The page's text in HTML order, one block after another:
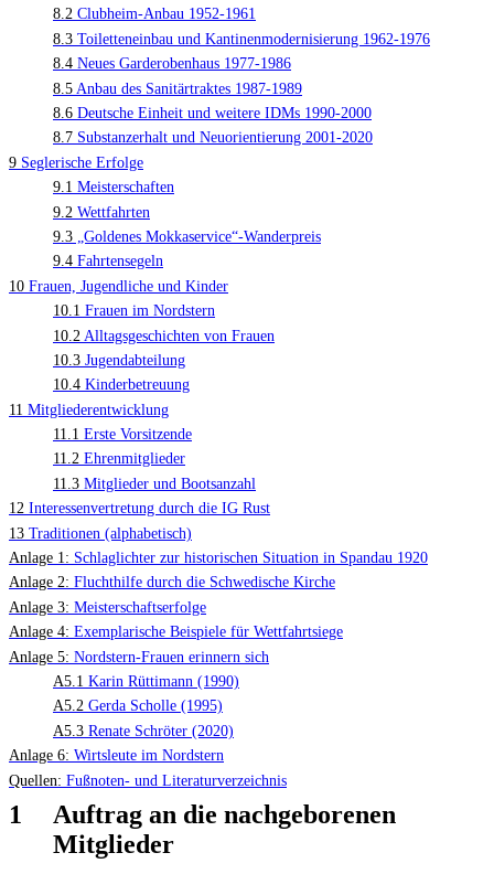
8.2 Clubheim-Anbau 1952-1961
8.3 Toiletteneinbau und Kantinenmodernisierung 1962-1976
8.4 Neues Garderobenhaus 1977-1986
8.5 Anbau des Sanitärtraktes 1987-1989
8.6 Deutsche Einheit und weitere IDMs 1990-2000
8.7 Substanzerhalt und Neuorientierung 2001-2020
9 Seglerische Erfolge
9.1 Meisterschaften
9.2 Wettfahrten
9.3 „Goldenes Mokkaservice“-Wanderpreis
9.4 Fahrtensegeln
10 Frauen, Jugendliche und Kinder
10.1 Frauen im Nordstern
10.2 Alltagsgeschichten von Frauen
10.3 Jugendabteilung
10.4 Kinderbetreuung
11 Mitgliederentwicklung
11.1 Erste Vorsitzende
11.2 Ehrenmitglieder
11.3 Mitglieder und Bootsanzahl
12 Interessenvertretung durch die IG Rust
13 Traditionen (alphabetisch)
Anlage 1: Schlaglichter zur historischen Situation in Spandau 1920
Anlage 2: Fluchthilfe durch die Schwedische Kirche
Anlage 3: Meisterschaftserfolge
Anlage 4: Exemplarische Beispiele für Wettfahrtsiege
Anlage 5: Nordstern-Frauen erinnern sich
A5.1 Karin Rüttimann (1990)
A5.2 Gerda Scholle (1995)
A5.3 Renate Schröter (2020)
Anlage 6: Wirtsleute im Nordstern
Quellen: Fußnoten- und Literaturverzeichnis
1
Auftrag an die nachgeborenen
Mitglieder